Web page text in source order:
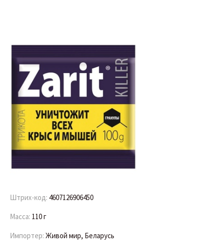
Штрих-код: 4607126906450
Масса: 110 г
Импортер: Живой мир, Беларусь